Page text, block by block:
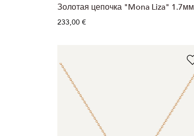
Золотая цепочка "Mona Liza" 1.7мм
233,00 €